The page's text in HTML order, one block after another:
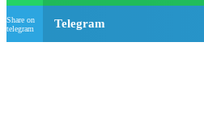
Share on
telegram
Telegram